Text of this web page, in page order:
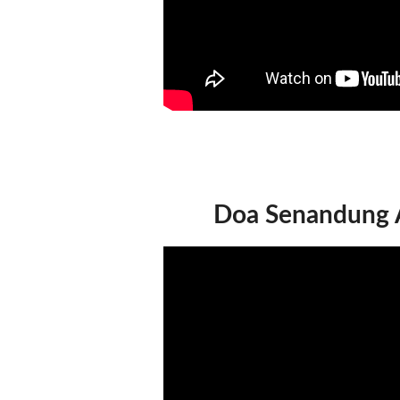
Doa